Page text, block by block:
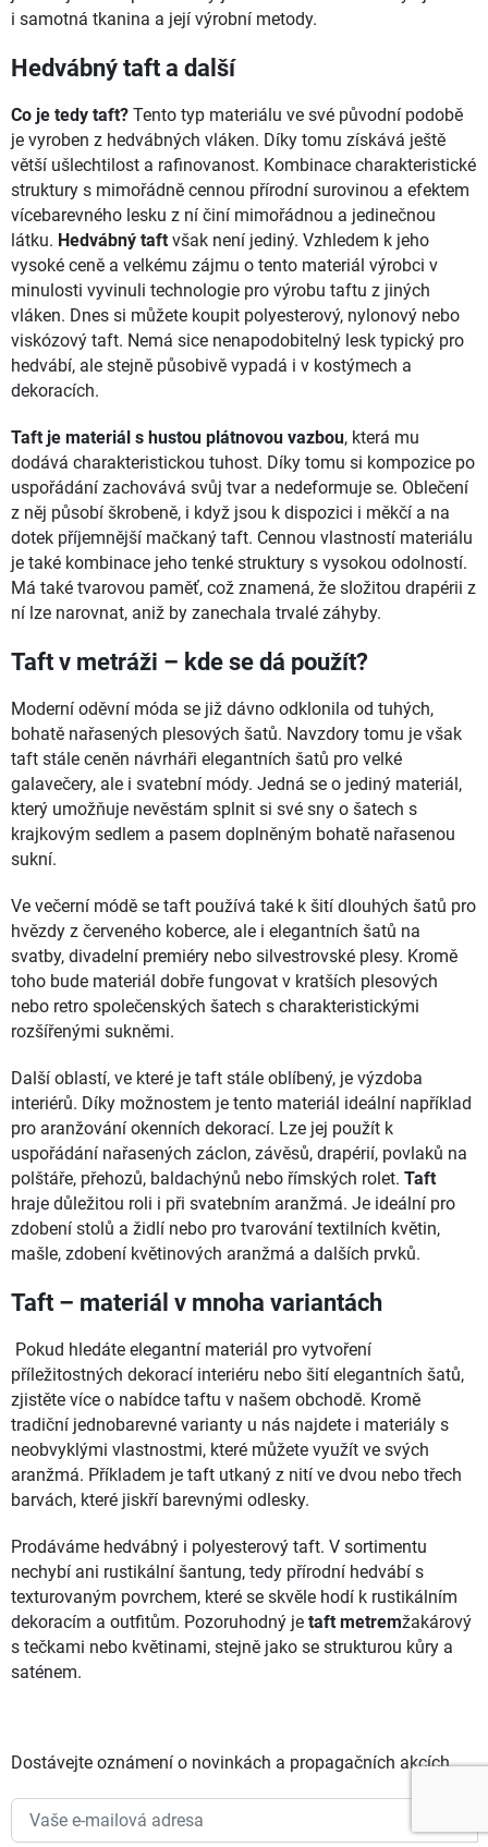
i samotná tkanina a její výrobní metody.
Hedvábný taft a další
Co je tedy taft? Tento typ materiálu ve své původní podobě
je vyroben z hedvábných vláken. Díky tomu získává ještě
větší ušlechtilost a rafinovanost. Kombinace charakteristické
struktury s mimořádně cennou přírodní surovinou a efektem
vícebarevného lesku z ní činí mimořádnou a jedinečnou
látku. Hedvábný taft však není jediný. Vzhledem k jeho
vysoké ceně a velkému zájmu o tento materiál výrobci v
minulosti vyvinuli technologie pro výrobu taftu z jiných
vláken. Dnes si můžete koupit polyesterový, nylonový nebo
viskózový taft. Nemá sice nenapodobitelný lesk typický pro
hedvábí, ale stejně působivě vypadá i v kostýmech a
dekoracích.
Taft je materiál s hustou plátnovou vazbou, která mu
dodává charakteristickou tuhost. Díky tomu si kompozice po
uspořádání zachovává svůj tvar a nedeformuje se. Oblečení
z něj působí škrobeně, i když jsou k dispozici i měkčí a na
dotek příjemnější mačkaný taft. Cennou vlastností materiálu
je také kombinace jeho tenké struktury s vysokou odolností.
Má také tvarovou paměť, což znamená, že složitou drapérii z
ní lze narovnat, aniž by zanechala trvalé záhyby.
Taft v metráži – kde se dá použít?
Moderní oděvní móda se již dávno odklonila od tuhých,
bohatě nařasených plesových šatů. Navzdory tomu je však
taft stále ceněn návrháři elegantních šatů pro velké
galavečery, ale i svatební módy. Jedná se o jediný materiál,
který umožňuje nevěstám splnit si své sny o šatech s
krajkovým sedlem a pasem doplněným bohatě nařasenou
sukní.
Ve večerní módě se taft používá také k šití dlouhých šatů pro
hvězdy z červeného koberce, ale i elegantních šatů na
svatby, divadelní premiéry nebo silvestrovské plesy. Kromě
toho bude materiál dobře fungovat v kratších plesových
nebo retro společenských šatech s charakteristickými
rozšířenými sukněmi.
Další oblastí, ve které je taft stále oblíbený, je výzdoba
interiérů. Díky možnostem je tento materiál ideální například
pro aranžování okenních dekorací. Lze jej použít k
uspořádání nařasených záclon, závěsů, drapérií, povlaků na
polštáře, přehozů, baldachýnů nebo římských rolet. Taft
hraje důležitou roli i při svatebním aranžmá. Je ideální pro
zdobení stolů a židlí nebo pro tvarování textilních květin,
mašle, zdobení květinových aranžmá a dalších prvků.
Taft – materiál v mnoha variantách
Pokud hledáte elegantní materiál pro vytvoření
příležitostných dekorací interiéru nebo šití elegantních šatů,
zjistěte více o nabídce taftu v našem obchodě. Kromě
tradiční jednobarevné varianty u nás najdete i materiály s
neobvyklými vlastnostmi, které můžete využít ve svých
aranžmá. Příkladem je taft utkaný z nití ve dvou nebo třech
barvách, které jiskří barevnými odlesky.
Prodáváme hedvábný i polyesterový taft. V sortimentu
nechybí ani rustikální šantung, tedy přírodní hedvábí s
texturovaným povrchem, které se skvěle hodí k rustikálním
dekoracím a outfitům. Pozoruhodný je taft metremžakárový
s tečkami nebo květinami, stejně jako se strukturou kůry a
saténem.
Dostávejte oznámení o novinkách a propagačních akcích